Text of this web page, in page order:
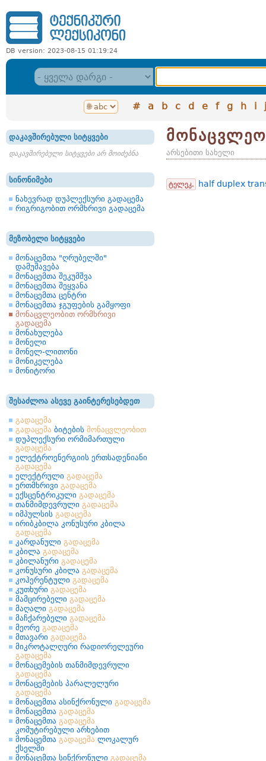
DB version: 2023-08-15 01:19:24
# a b c d e f g h i j
დაკავშირებული სიტყვები
დაკავშირებული სიტყვები არ მოიძებნა
სინონიმები
ნახევრად დუპლექსური გადაცემა
რიგრიგობით ორმხრივი გადაცემა
მეზობელი სიტყვები
მონაცემთა "ღრუბელში"
დამუშავება
მონაცემთა შეკუმშვა
მონაცემთა შეყვანა
მონაცემთა ცენტრი
მონაცემთა ჯგუფების გამყოფი
მონაცვლეობით ორმხრივი
გადაცემა
მონახულება
მონელი
მონელ-ლითონი
მონიკელება
მონიტორი
შესაძლოა ასევე გაინტერესებდეთ
გადაცემა
გადაცემა ბიტების მონაცვლეობით
დუპლექსური ორმიმართული
გადაცემა
ელექტროენერგიის ერთსადენიანი
გადაცემა
ელექტრული გადაცემა
ერთმხრივი გადაცემა
ექსცენტრიკული გადაცემა
თანმიმდევრული გადაცემა
იმპულსის გადაცემა
ირიბკბილა კონუსური კბილა
გადაცემა
კარდანული გადაცემა
კბილა გადაცემა
კბილანური გადაცემა
კონუსური კბილა გადაცემა
კოჰერენტული გადაცემა
კუთხური გადაცემა
მამცირებელი გადაცემა
მაღალი გადაცემა
მაჩქარებელი გადაცემა
მეორე გადაცემა
მთავარი გადაცემა
მიკროტალღური რადიორელეური
გადაცემა
მონაცემების თანმიმდევრული
გადაცემა
მონაცემების პარალელური
გადაცემა
მონაცემთა ასინქრონული გადაცემა
მონაცემთა გადაცემა
მონაცემთა გადაცემა
კომუტირებული არხებით
მონაცემთა გადაცემა ლოკალურ
ქსელში
მონაცემთა სინქრონული გადაცემა
არსებითი სახელი
ტელეკ. half duplex